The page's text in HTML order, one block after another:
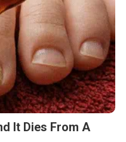
It Dies From A